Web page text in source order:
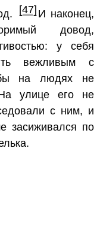
[47] И наконец,
довод,
у себя
вежливым с
на людях не
улице его не
с ним, и
засиживался по